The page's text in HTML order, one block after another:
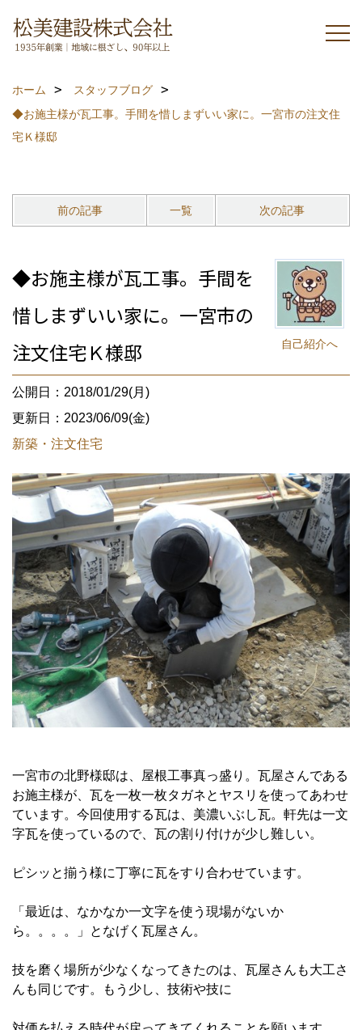
ホーム
スタッフブログ
◆お施主様が瓦工事。手間を惜しまずいい家に。一宮市の注文住
宅Ｋ様邸
前の記事 一覧 次の記事
自己紹介へ
◆お施主様が瓦工事。手間を
惜しまずいい家に。一宮市の
注文住宅Ｋ様邸
公開日：2018/01/29(月)
更新日：2023/06/09(金)
新築・注文住宅
一宮市の北野様邸は、屋根工事真っ盛り。瓦屋さんである
お施主様が、瓦を一枚一枚タガネとヤスリを使ってあわせ
ています。今回使用する瓦は、美濃いぶし瓦。軒先は一文
字瓦を使っているので、瓦の割り付けが少し難しい。
ピシッと揃う様に丁寧に瓦をすり合わせています。
「最近は、なかなか一文字を使う現場がないか
ら。。。。」となげく瓦屋さん。
技を磨く場所が少なくなってきたのは、瓦屋さんも大工さ
んも同じです。もう少し、技術や技に